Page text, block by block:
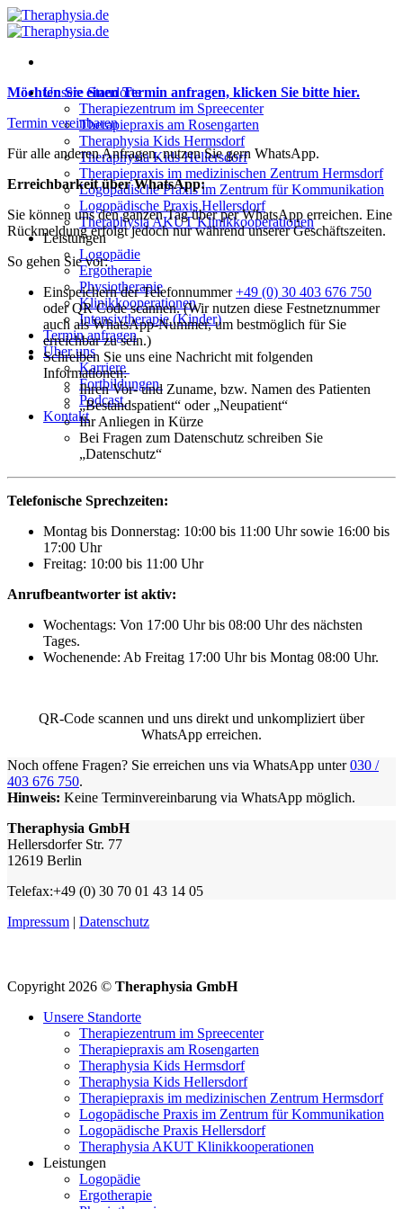
Zum
Inhalt
Unsere Standorte
Therapiezentrum im Spreecenter
Therapiepraxis am Rosengarten
Theraphysia Kids Hermsdorf
Theraphysia Kids Hellersdorf
Therapiepraxis im medizinischen Zentrum Hermsdorf
Logopädische Praxis im Zentrum für Kommunikation
Logopädische Praxis Hellersdorf
Theraphysia AKUT Klinikkooperationen
Leistungen
Logopädie
Ergotherapie
Physiotherapie
Klinikkooperationen
Intensivtherapie (Kinder)
Termin anfragen
Über uns
Karriere
Fortbildungen
Podcast
Kontakt
Möchten Sie einen Termin anfragen, klicken Sie bitte hier.
Termin vereinbaren
Für alle anderen Anfragen, nutzen Sie gern WhatsApp.
Erreichbarkeit über WhatsApp:
Sie können uns den ganzen Tag über per WhatsApp erreichen. Eine
Rückmeldung erfolgt jedoch nur während unserer Geschäftszeiten.
So gehen Sie vor:
Einspeichern der Telefonnummer+49 (0) 30 403 676 750
oder QR Code scannen. (Wir nutzen diese Festnetznummer
auch als WhatsApp-Nummer, um bestmöglich für Sie
erreichbar zu sein.)
Schreiben Sie uns eine Nachricht mit folgenden
Informationen:
Ihren Vor- und Zuname, bzw. Namen des Patienten
„Bestandspatient“ oder „Neupatient“
Ihr Anliegen in Kürze
Bei Fragen zum Datenschutz schreiben Sie
„Datenschutz“
Telefonische Sprechzeiten:
Montag bis Donnerstag: 10:00 bis 11:00 Uhr sowie 16:00 bis
17:00 Uhr
Freitag: 10:00 bis 11:00 Uhr
Anrufbeantworter ist aktiv:
Wochentags: Von 17:00 Uhr bis 08:00 Uhr des nächsten
Tages.
Wochenende: Ab Freitag 17:00 Uhr bis Montag 08:00 Uhr.
QR-Code scannen und uns direkt und unkompliziert über
WhatsApp erreichen.
Noch offene Fragen? Sie erreichen uns via WhatsApp unter030 /
403 676 750.
Hinweis: Keine Terminvereinbarung via WhatsApp möglich.
Theraphysia GmbH
Hellersdorfer Str. 77
12619 Berlin
Telefax:+49 (0) 30 70 01 43 14 05
Impressum | Datenschutz
Copyright 2026 © Theraphysia GmbH
Unsere Standorte
Therapiezentrum im Spreecenter
Therapiepraxis am Rosengarten
Theraphysia Kids Hermsdorf
Theraphysia Kids Hellersdorf
Therapiepraxis im medizinischen Zentrum Hermsdorf
Logopädische Praxis im Zentrum für Kommunikation
Logopädische Praxis Hellersdorf
Theraphysia AKUT Klinikkooperationen
Leistungen
Logopädie
Ergotherapie